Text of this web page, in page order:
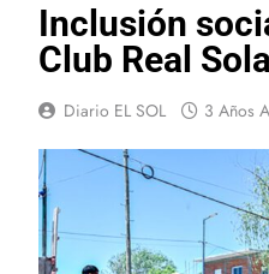
Inclusión
Club Real
Diario EL SOL 3 Años